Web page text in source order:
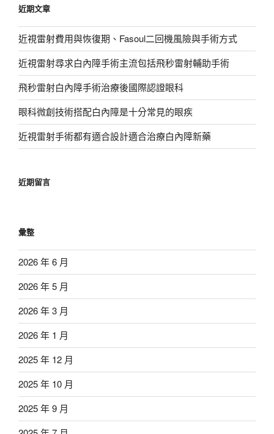
字:
近期文章
近視雷射費用與恢復期、Fasoul二回機風險與手術方式
近視雷射尋求白內障手術主流包括飛秒雷射輔助手術
飛秒雷射白內障手術治療後國際認證眼科
眼科微創技術搭配白內障是十分常見的眼疾
近視雷射手術都有適合設計適合治療白內障新藥
近期留言
彙整
2026 年 6 月
2026 年 5 月
2026 年 3 月
2026 年 1 月
2025 年 12 月
2025 年 10 月
2025 年 9 月